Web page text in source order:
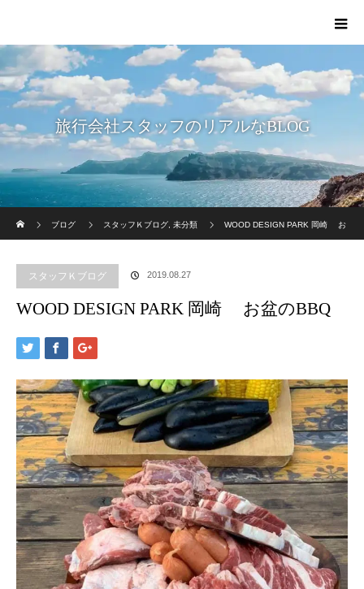
旅行会社スタッフのリアルなBLOG
ブログ
スタッフＫブログ 未分類 WOOD DESIGN PARK 岡崎 お
スタッフＫブログ 2019.08.27
WOOD DESIGN PARK 岡崎 お盆のBBQ